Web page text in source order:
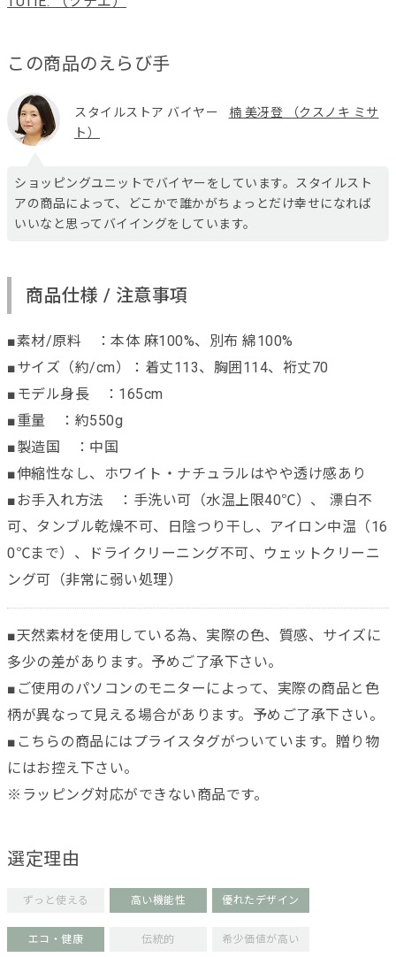
この商品のえらび手
スタイルストア バイヤー
楠 美冴登 （クスノキ ミサ
ト）
ショッピングユニットでバイヤーをしています。スタイルスト
アの商品によって、どこかで誰かがちょっとだけ幸せになれば
いいなと思ってバイイングをしています。
商品仕様 / 注意事項
■素材/原料 ：本体 麻100%、別布 綿100%
■サイズ（約/cm）：着丈113、胸囲114、裄丈70
■モデル身長 ：165cm
■重量 ：約550g
■製造国 ：中国
■伸縮性なし、ホワイト・ナチュラルはやや透け感あり
■お手入れ方法 ：手洗い可（水温上限40℃）、 漂白不
可、タンブル乾燥不可、日陰つり干し、アイロン中温（16
0℃まで）、ドライクリーニング不可、ウェットクリーニ
ング可（非常に弱い処理）
■天然素材を使用している為、実際の色、質感、サイズに
多少の差があります。予めご了承下さい。
■ご使用のパソコンのモニターによって、実際の商品と色
柄が異なって見える場合があります。予めご了承下さい。
■こちらの商品にはプライスタグがついています。贈り物
にはお控え下さい。
※ラッピング対応ができない商品です。
選定理由
ずっと使える 高い機能性 優れたデザイン
エコ・健康 伝統的 希少価値が高い